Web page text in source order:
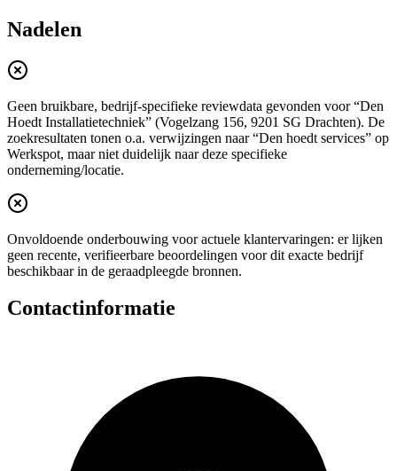
Nadelen
Geen bruikbare, bedrijf-specifieke reviewdata gevonden voor “Den
Hoedt Installatietechniek” (Vogelzang 156, 9201 SG Drachten). De
zoekresultaten tonen o.a. verwijzingen naar “Den hoedt services” op
Werkspot, maar niet duidelijk naar deze specifieke
onderneming/locatie.
Onvoldoende onderbouwing voor actuele klantervaringen: er lijken
geen recente, verifieerbare beoordelingen voor dit exacte bedrijf
beschikbaar in de geraadpleegde bronnen.
Contactinformatie